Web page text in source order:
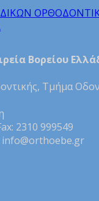
Βορείου
Τμήμα
2310 999549